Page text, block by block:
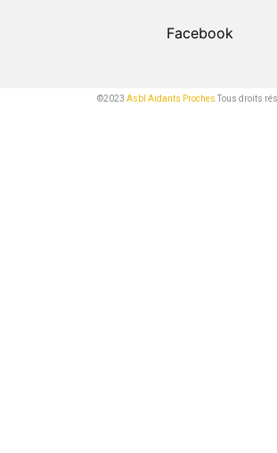
Facebook
©2023 Asbl Aidants Proches Tous droits